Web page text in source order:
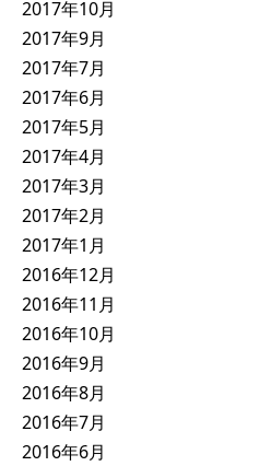
2017年10月
2017年9月
2017年7月
2017年6月
2017年5月
2017年4月
2017年3月
2017年2月
2017年1月
2016年12月
2016年11月
2016年10月
2016年9月
2016年8月
2016年7月
2016年6月